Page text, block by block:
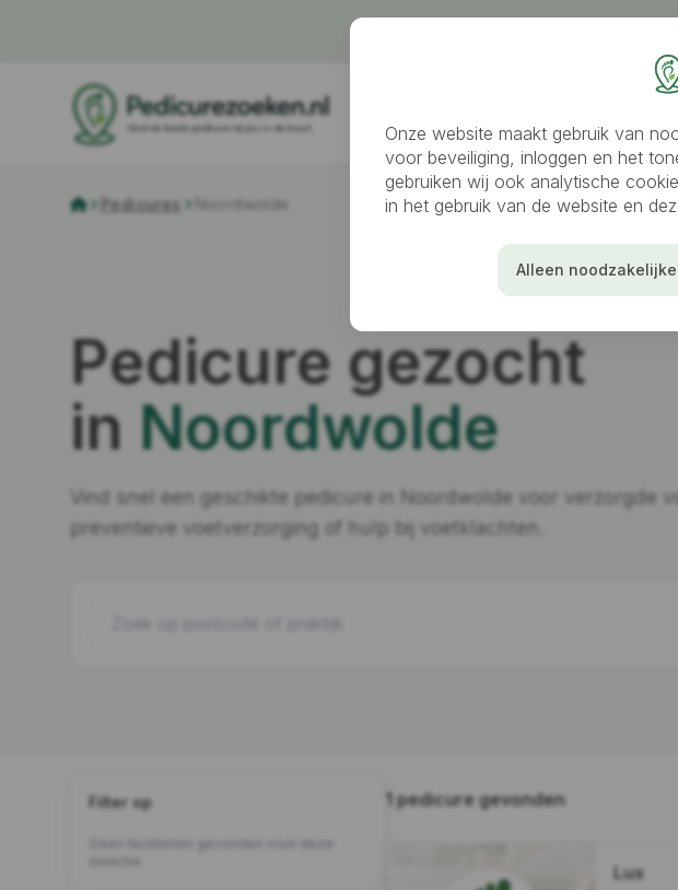
Pedicures Noordwolde
Pedicure gezocht
in Noordwolde
Vind snel een geschikte pedicure in Noordwolde voor verzorgde
preventieve voetverzorging of hulp bij voetklachten.
Filter op 1 pedicure gevonden
Lux
Onze website maakt gebruik van
voor beveiliging, inloggen en het
gebruiken wij ook analytische
in het gebruik van de website en
Alleen